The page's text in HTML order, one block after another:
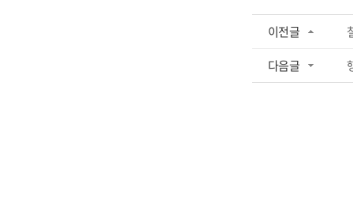
이전글
다음글